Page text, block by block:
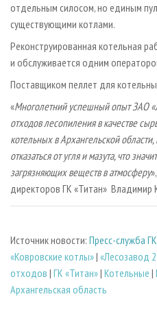
отдельным силосом, но единым
существующими котлами.
Реконструированная котельная
и обслуживается одним
Поставщиком пеллет для
«Многолетний успешный опыт ЗАО
отходов лесопиления в качестве
котельных в Архангельской
отказаться от угля и мазута, что
загрязняющих веществ в атмосферу
директоров ГК «Титан» Владимир
Источник новости: Пресс-служба
«Ковровские котлы»| «Лесозавод
отходов | ГК «Титан»| Котельные |
Архангельская область